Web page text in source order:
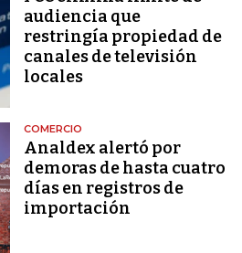
audiencia que
restringía propiedad de
canales de televisión
locales
COMERCIO
Analdex alertó por
demoras de hasta cuatro
días en registros de
importación